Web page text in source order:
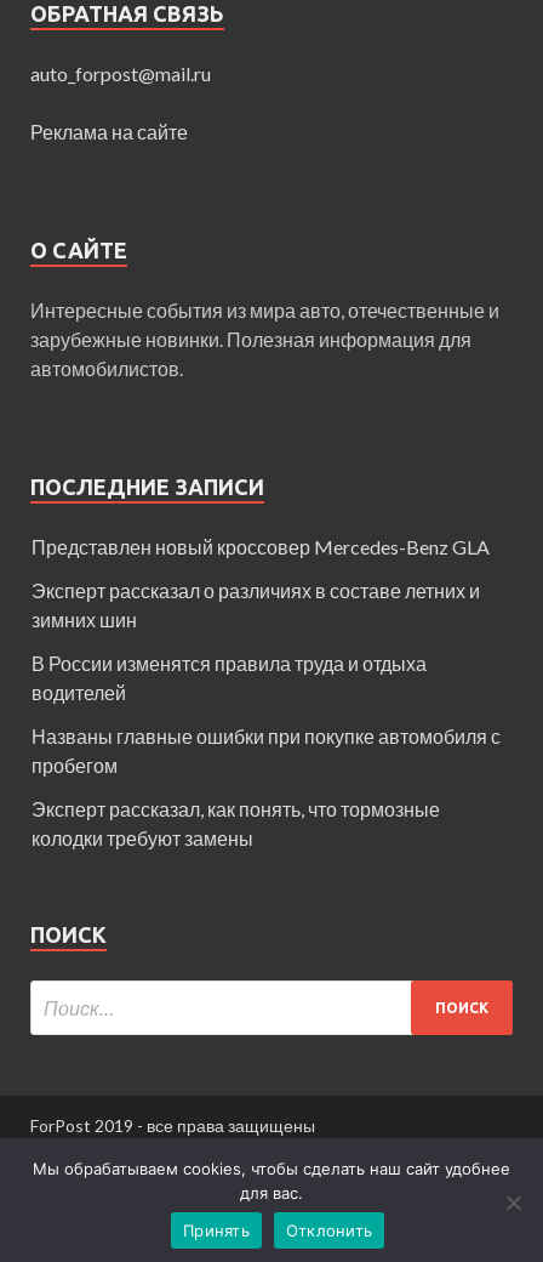
ОБРАТНАЯ СВЯЗЬ
auto_forpost@mail.ru
Реклама на сайте
О САЙТЕ
Интересные события из мира авто, отечественные и
зарубежные новинки. Полезная информация для
автомобилистов.
ПОСЛЕДНИЕ ЗАПИСИ
Представлен новый кроссовер Mercedes-Benz GLA
Эксперт рассказал о различиях в составе летних и
зимних шин
В России изменятся правила труда и отдыха
водителей
Названы главные ошибки при покупке автомобиля с
пробегом
Эксперт рассказал, как понять, что тормозные
колодки требуют замены
ПОИСК
ForPost 2019 - все права защищены
При использовании материалов сайта ссылка
Информация для пользователей сайта
Мы обрабатываем cookies, чтобы сделать наш сайт удобнее
для вас.
Принять
Отклонить